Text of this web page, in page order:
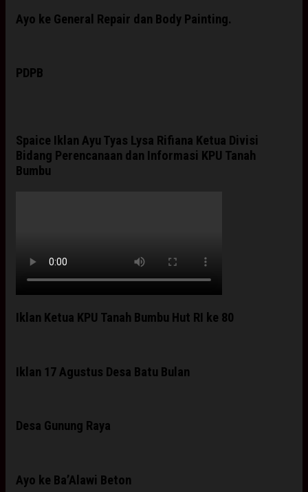
Ayo ke General Repair dan Body Painting.
PDPB
Spaice Iklan Ayu Tyas Lysa Rifiana Ketua Divisi
Bidang Perencanaan dan Informasi KPU Tanah
Bumbu
Iklan Ketua KPU Tanah Bumbu Hut RI ke 80
Iklan 17 Agustus Desa Batu Bulan
Desa Gunung Raya
Ayo ke Ba’Alawi Beton